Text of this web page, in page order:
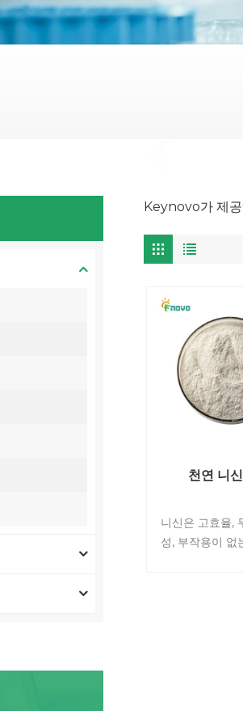
Keynovo가 제
천연 니
니신은 고효율,
성, 부작용이 없